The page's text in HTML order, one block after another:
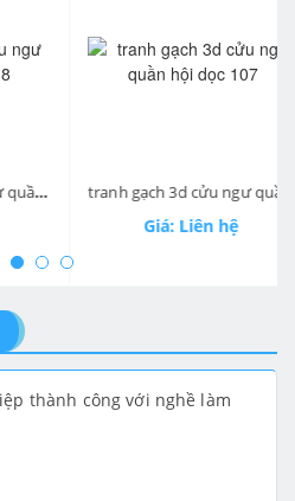
tranh gạch 3d cửu ngư quần hội dọc 108 tranh gạch 3d cửu ngư quần hội dọc 107
Giá: Liên hệ
thành công với nghề làm